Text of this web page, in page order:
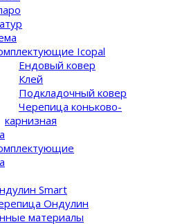
Icopal
Ендовый ковер
Клей
Подкладочный ковер
Черепица коньково-
карнизная
Smart
Ондулин
материалы